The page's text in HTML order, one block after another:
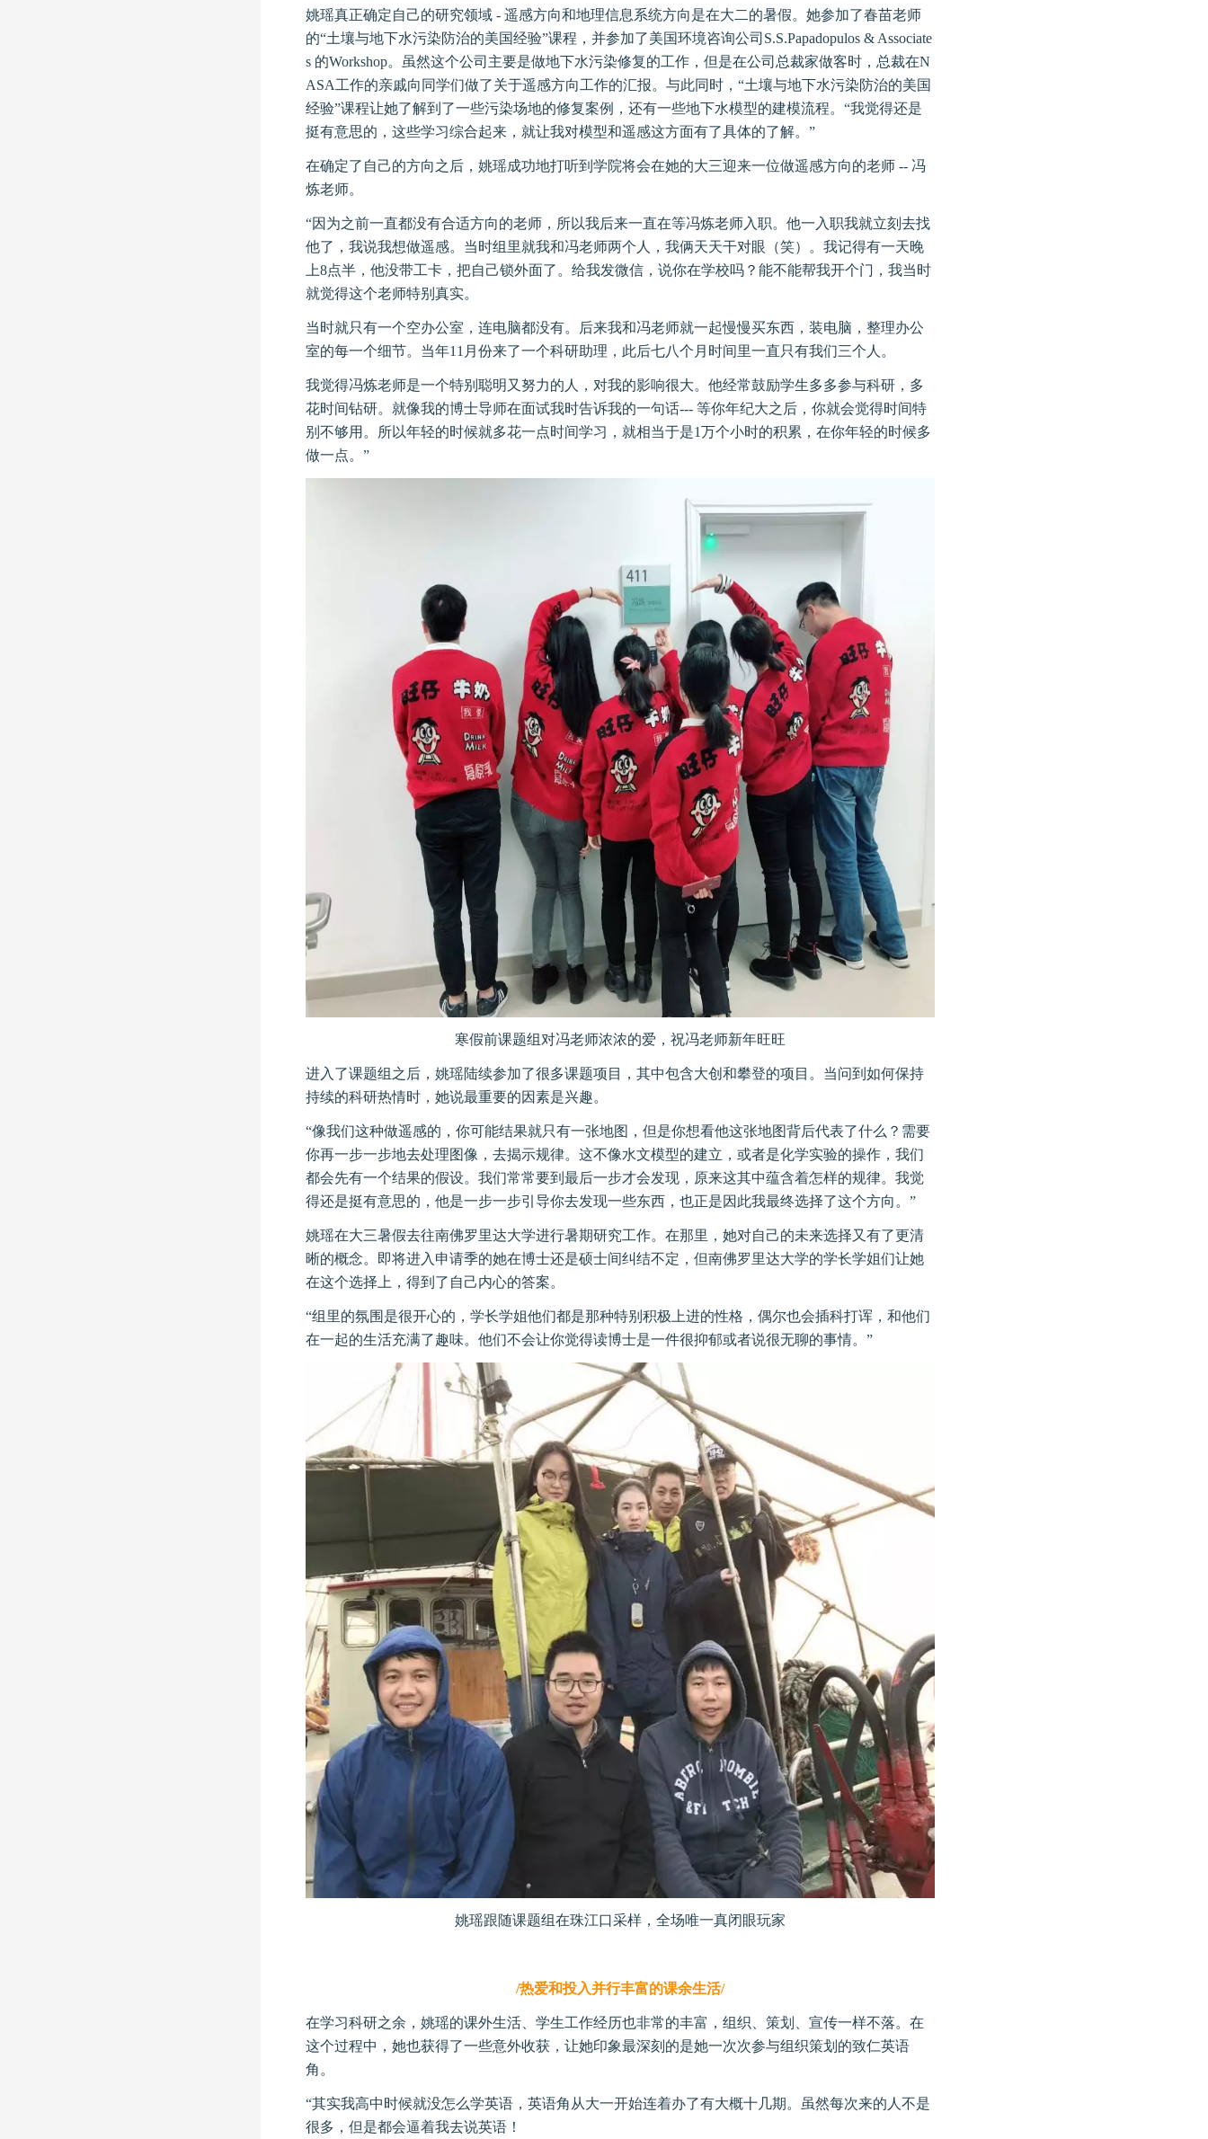
姚瑶真正确定自己的研究领域 - 遥感方向和地理信息系统方向是在大二的暑假。她参加了春苗老师
的“土壤与地下水污染防治的美国经验”课程，并参加了美国环境咨询公司S.S.Papadopulos & Associate
s 的Workshop。虽然这个公司主要是做地下水污染修复的工作，但是在公司总裁家做客时，总裁在N
ASA工作的亲戚向同学们做了关于遥感方向工作的汇报。与此同时，“土壤与地下水污染防治的美国
经验”课程让她了解到了一些污染场地的修复案例，还有一些地下水模型的建模流程。“我觉得还是
挺有意思的，这些学习综合起来，就让我对模型和遥感这方面有了具体的了解。”
在确定了自己的方向之后，姚瑶成功地打听到学院将会在她的大三迎来一位做遥感方向的老师 -- 冯
炼老师。
“因为之前一直都没有合适方向的老师，所以我后来一直在等冯炼老师入职。他一入职我就立刻去找
他了，我说我想做遥感。当时组里就我和冯老师两个人，我俩天天干对眼（笑）。我记得有一天晚
上8点半，他没带工卡，把自己锁外面了。给我发微信，说你在学校吗？能不能帮我开个门，我当时
就觉得这个老师特别真实。
当时就只有一个空办公室，连电脑都没有。后来我和冯老师就一起慢慢买东西，装电脑，整理办公
室的每一个细节。当年11月份来了一个科研助理，此后七八个月时间里一直只有我们三个人。
我觉得冯炼老师是一个特别聪明又努力的人，对我的影响很大。他经常鼓励学生多多参与科研，多
花时间钻研。就像我的博士导师在面试我时告诉我的一句话--- 等你年纪大之后，你就会觉得时间特
别不够用。所以年轻的时候就多花一点时间学习，就相当于是1万个小时的积累，在你年轻的时候多
做一点。”
寒假前课题组对冯老师浓浓的爱，祝冯老师新年旺旺
进入了课题组之后，姚瑶陆续参加了很多课题项目，其中包含大创和攀登的项目。当问到如何保持
持续的科研热情时，她说最重要的因素是兴趣。
“像我们这种做遥感的，你可能结果就只有一张地图，但是你想看他这张地图背后代表了什么？需要
你再一步一步地去处理图像，去揭示规律。这不像水文模型的建立，或者是化学实验的操作，我们
都会先有一个结果的假设。我们常常要到最后一步才会发现，原来这其中蕴含着怎样的规律。我觉
得还是挺有意思的，他是一步一步引导你去发现一些东西，也正是因此我最终选择了这个方向。”
姚瑶在大三暑假去往南佛罗里达大学进行暑期研究工作。在那里，她对自己的未来选择又有了更清
晰的概念。即将进入申请季的她在博士还是硕士间纠结不定，但南佛罗里达大学的学长学姐们让她
在这个选择上，得到了自己内心的答案。
“组里的氛围是很开心的，学长学姐他们都是那种特别积极上进的性格，偶尔也会插科打诨，和他们
在一起的生活充满了趣味。他们不会让你觉得读博士是一件很抑郁或者说很无聊的事情。”
姚瑶跟随课题组在珠江口采样，全场唯一真闭眼玩家
/热爱和投入并行丰富的课余生活/
在学习科研之余，姚瑶的课外生活、学生工作经历也非常的丰富，组织、策划、宣传一样不落。在
这个过程中，她也获得了一些意外收获，让她印象最深刻的是她一次次参与组织策划的致仁英语
角。
“其实我高中时候就没怎么学英语，英语角从大一开始连着办了有大概十几期。虽然每次来的人不是
很多，但是都会逼着我去说英语！